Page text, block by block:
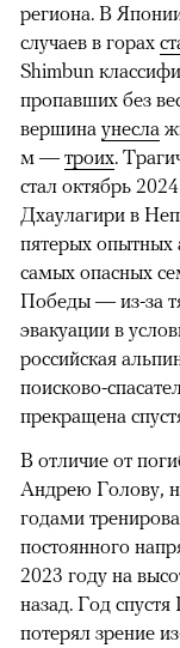
региона. В
случаев в горах
Shimbun
пропавших без
вершина унесла
м — троих.
стал октябрь
Дхаулагири в
пятерых опытных
самых опасных
Победы — из-за
эвакуации в
российская
поисково-
прекращена
В отличие от
Андрею Голову,
годами
постоянного
2023 году на
назад. Год
потерял зрение